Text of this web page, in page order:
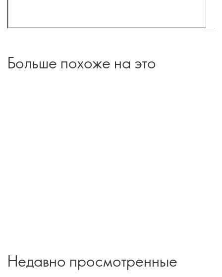
Больше похоже на это
Недавно просмотренные